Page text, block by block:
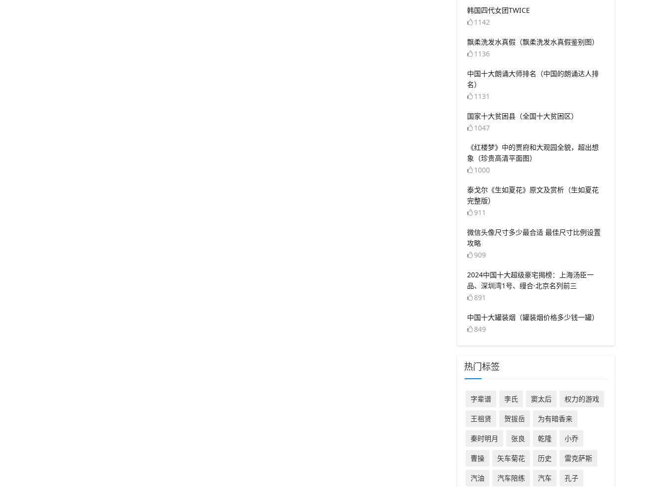
​韩国四代女团TWICE
1142
​飘柔洗发水真假（飘柔洗发水真假鉴别图）
1136
​中国十大朗诵大师排名（中国的朗诵达人排
名）
1131
​国家十大贫困县（全国十大贫困区）
1047
​《红楼梦》中的贾府和大观园全貌，超出想
象（珍贵高清平面图）
1000
​泰戈尔《生如夏花》原文及赏析（生如夏花
完整版）
911
​微信头像尺寸多少最合适 最佳尺寸比例设置
攻略
909
​2024中国十大超级豪宅揭榜：上海汤臣一
品、深圳湾1号、缦合·北京名列前三
891
​中国十大罐装烟（罐装烟价格多少钱一罐）
849
热门标签
字辈谱 ​李氏 ​窦太后 权力的游戏
王祖贤 ​贺拔岳 为有暗香来
​秦时明月 张良 ​乾隆 小乔
​曹操 ​矢车菊花 历史 ​雷克萨斯
​汽油 ​汽车陪练 ​汽车 ​孔子